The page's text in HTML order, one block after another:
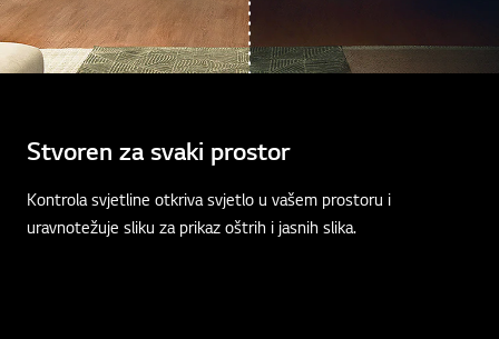
Stvoren za svaki prostor
Kontrola svjetline otkriva svjetlo u vašem prostoru i
uravnotežuje sliku za prikaz oštrih i jasnih slika.